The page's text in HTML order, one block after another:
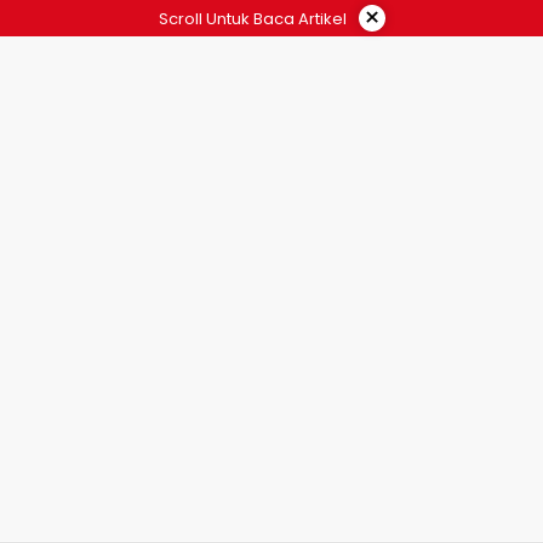
Scroll Untuk Baca Artikel ×